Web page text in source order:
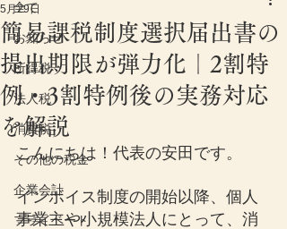
全て
お知らせ
所得税
法人税
消費税
その他の税金
企業会計
プライベート
簡易課税制度選択届出書の
提出期限が弾力化｜2割特
例・3割特例後の実務対応
を解説
5月29日
こんにちは！代表の安田です。
インボイス制度の開始以降、個人
事業主や小規模法人にとって、消